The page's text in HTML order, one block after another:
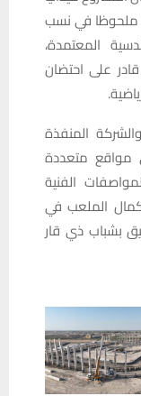
ملحوظا في نسب
المعتمدة،
على احتضان
المنفذة
مواقع متعددة
الفنية
الملعب في
بشباب ذي قار